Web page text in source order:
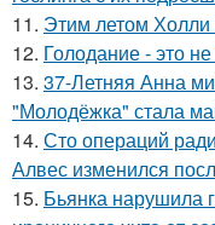
11. Этим летом Холли
12. Голодание - это
13. 37-Летняя Анна
"Молодёжка" стала
14. Сто операций
Алвес изменился
15. Бьянка нарушила